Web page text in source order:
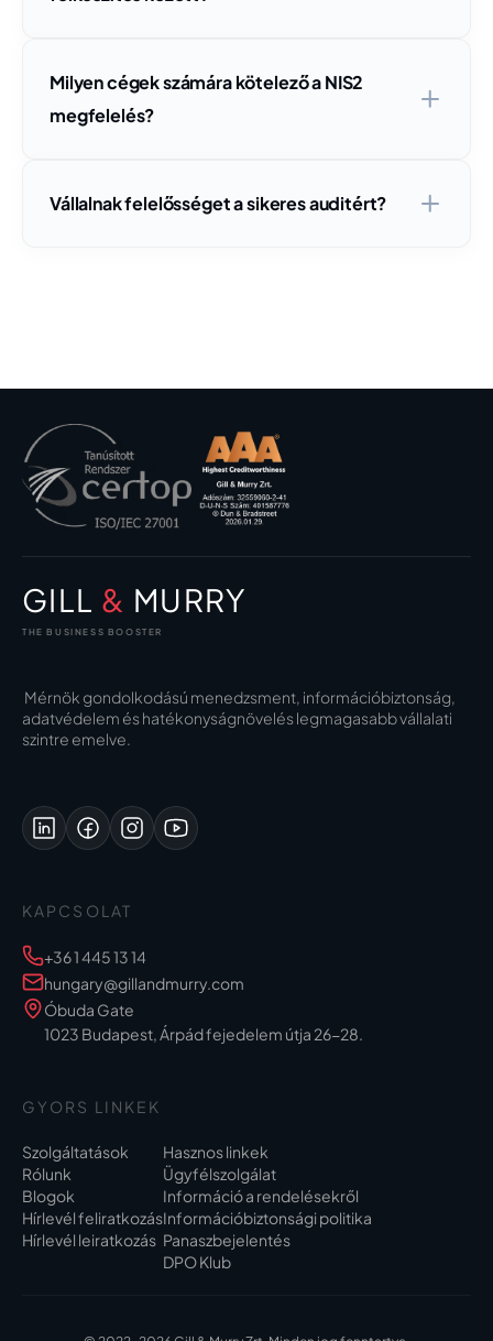
Milyen cégek számára kötelező a NIS2
megfelelés?
Vállalnak felelősséget a sikeres auditért?
GILL & MURRY
THE BUSINESS BOOSTER
Mérnök gondolkodású menedzsment, információbiztonság,
adatvédelem és hatékonyságnövelés legmagasabb vállalati
szintre emelve.
KAPCSOLAT
+36 1 445 13 14
hungary@gillandmurry.com
Óbuda Gate
1023 Budapest, Árpád fejedelem útja 26-28.
GYORS LINKEK
Szolgáltatások
Rólunk
Blogok
Hírlevél feliratkozás
Hírlevél leiratkozás
Hasznos linkek
Ügyfélszolgálat
Információ a rendelésekről
Információbiztonsági politika
Panaszbejelentés
DPO Klub